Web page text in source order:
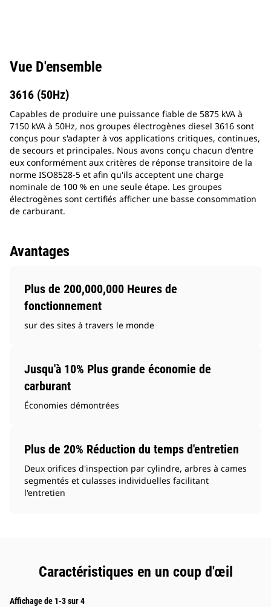
Vue D'ensemble
3616 (50Hz)
Capables de produire une puissance fiable de 5875 kVA à
7150 kVA à 50Hz, nos groupes électrogènes diesel 3616 sont
conçus pour s'adapter à vos applications critiques, continues,
de secours et principales. Nous avons conçu chacun d'entre
eux conformément aux critères de réponse transitoire de la
norme ISO8528-5 et afin qu'ils acceptent une charge
nominale de 100 % en une seule étape. Les groupes
électrogènes sont certifiés afficher une basse consommation
de carburant.
Avantages
Plus de 200,000,000 Heures de
fonctionnement
sur des sites à travers le monde
Jusqu'à 10% Plus grande économie de
carburant
Économies démontrées
Plus de 20% Réduction du temps d'entretien
Deux orifices d'inspection par cylindre, arbres à cames
segmentés et culasses individuelles facilitant
l'entretien
Caractéristiques en un coup d'œil
Affichage de 1-3 sur 4